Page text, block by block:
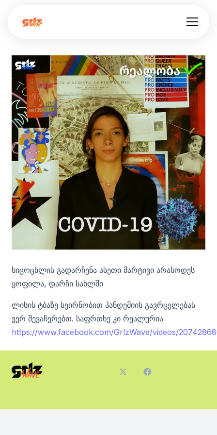
სიცოცხლის გადარჩენა ასეთი მარტივი არასოდეს
ყოფილა, დარჩი სახლში
ლისის ტბაზე სეირნობით პანდემიის გავრცელებას
ვერ შევაჩერებთ. საფრთხე კი რეალურია
https://www.facebook.com/GrlzWave/videos/